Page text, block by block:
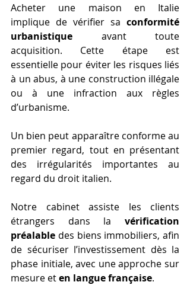
Acheter une maison en Italie
implique de vérifier sa conformité
urbanistique avant toute
acquisition. Cette étape est
essentielle pour éviter les risques liés
à un abus, à une construction illégale
ou à une infraction aux règles
d’urbanisme.
Un bien peut apparaître conforme au
premier regard, tout en présentant
des irrégularités importantes au
regard du droit italien.
Notre cabinet assiste les clients
étrangers dans la vérification
préalable des biens immobiliers, afin
de sécuriser l’investissement dès la
phase initiale, avec une approche sur
mesure et en langue française.